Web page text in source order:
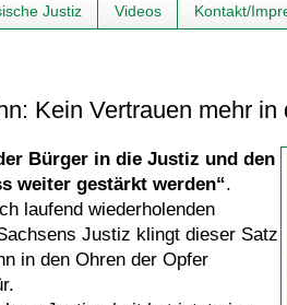
Justiz Videos Kontakt/
Kein Vertrauen mehr
Bürger in die Justiz und den
weiter gestärkt werden“.
laufend wiederholenden
Justiz klingt dieser Satz
in den Ohren der Opfer